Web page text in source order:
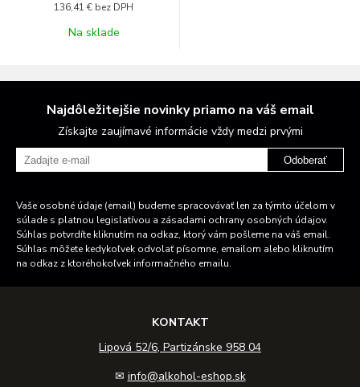
136,41 € bez DPH
Na sklade
Najdôležitejšie novinky priamo na váš email
Získajte zaujímavé informácie vždy medzi prvými
Odoberať
Vaše osobné údaje (email) budeme spracovávať len za týmto účelom v
súlade s platnou legislatívou a zásadami ochrany osobných údajov.
Súhlas potvrdíte kliknutím na odkaz, ktorý vám pošleme na váš email.
Súhlas môžete kedykoľvek odvolať písomne, emailom alebo kliknutím
na odkaz z ktoréhokoľvek informačného emailu.
KONTAKT
Lipová 52/6, Partizánske 958 04
✉ info@alkohol-eshop.sk